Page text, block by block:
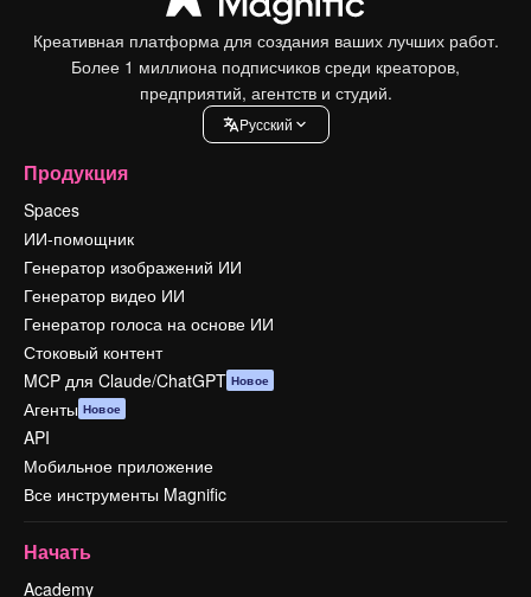
Креативная платформа для создания ваших лучших работ.
Более 1 миллиона подписчиков среди креаторов,
предприятий, агентств и студий.
Pусский
Продукция
Spaces
ИИ-помощник
Генератор изображений ИИ
Генератор видео ИИ
Генератор голоса на основе ИИ
Стоковый контент
MCP для Claude/ChatGPT Новое
Агенты Новое
API
Мобильное приложение
Все инструменты Magnific
Начать
Academy